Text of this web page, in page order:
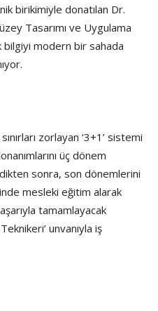
birikimiyle donatılan Dr.
Tasarımı ve Uygulama
modern bir sahada
zorlayan ‘3+1’ sistemi
üç dönem
sonra, son dönemlerini
mesleki eğitim alarak
tamamlayacak
unvanıyla iş